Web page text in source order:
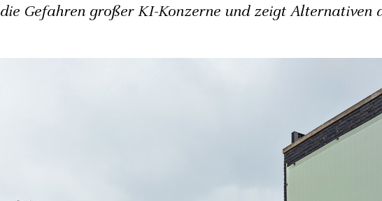
die Gefahren großer KI-Konzerne und zeigt Alternativen